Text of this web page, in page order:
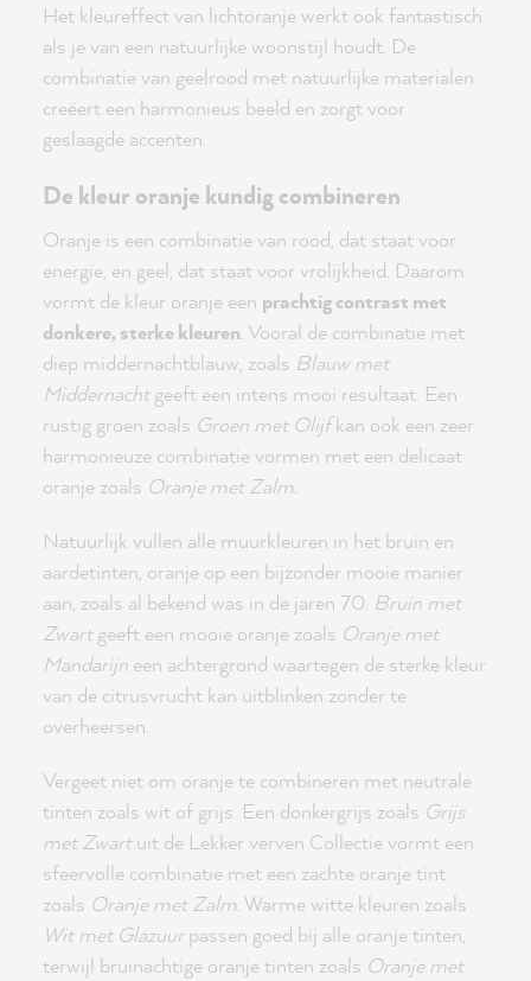
Het kleureffect van lichtoranje werkt ook fantastisch
als je van een natuurlijke woonstijl houdt. De
combinatie van geelrood met natuurlijke materialen
creëert een harmonieus beeld en zorgt voor
geslaagde accenten.
De kleur oranje kundig combineren
Oranje is een combinatie van rood, dat staat voor
energie, en geel, dat staat voor vrolijkheid. Daarom
vormt de kleur oranje een prachtig contrast met
donkere, sterke kleuren. Vooral de combinatie met
diep middernachtblauw, zoals Blauw met
Middernachtgeeft een intens mooi resultaat. Een
rustig groen zoals Groen met Olijfkan ook een zeer
harmonieuze combinatie vormen met een delicaat
oranje zoals Oranje met Zalm.
Natuurlijk vullen alle muurkleuren in het bruin en
aardetinten, oranje op een bijzonder mooie manier
aan, zoals al bekend was in de jaren 70. Bruin met
Zwartgeeft een mooie oranje zoals Oranje met
Mandarijn een achtergrond waartegen de sterke kleur
van de citrusvrucht kan uitblinken zonder te
overheersen.
Vergeet niet om oranje te combineren met neutrale
tinten zoals wit of grijs. Een donkergrijs zoals Grijs
met Zwartuit de Lekker verven Collectie vormt een
sfeervolle combinatie met een zachte oranje tint
zoals Oranje met Zalm. Warme witte kleuren zoals
Wit met Glazuurpassen goed bij alle oranje tinten,
terwijl bruinachtige oranje tinten zoals Oranje met